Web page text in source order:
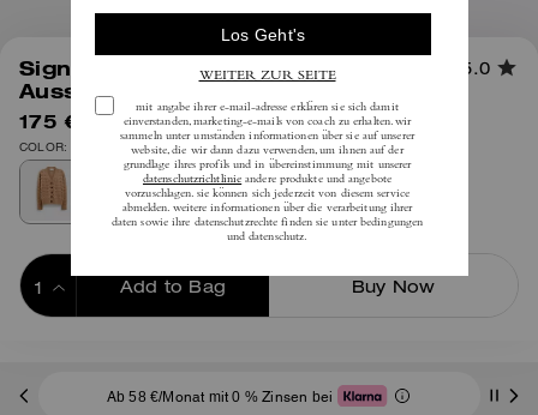
Signature Cardigan Mit V-
Ausschnitt Im Relaxed Fit
5.0
175 € 395 €inkl. MwSt.
COLOR: Lohbraun Signature
Add to Bag Buy Now
Ab 58 €/Monat mit 0 % Zinsen bei